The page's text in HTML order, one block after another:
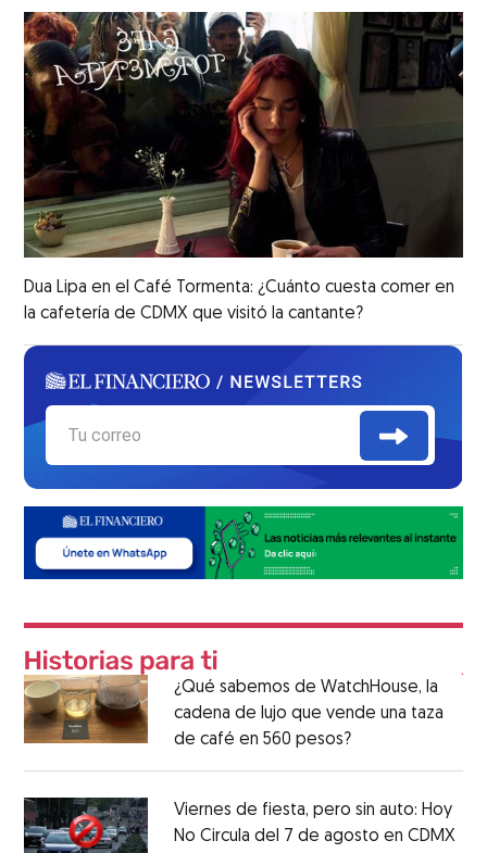
Dua Lipa en el Café Tormenta: ¿Cuánto cuesta comer en
la cafetería de CDMX que visitó la cantante?
¿Qué sabemos de WatchHouse, la
cadena de lujo que vende una taza
de café en 560 pesos?
Viernes de fiesta, pero sin auto: Hoy
No Circula del 7 de agosto en CDMX